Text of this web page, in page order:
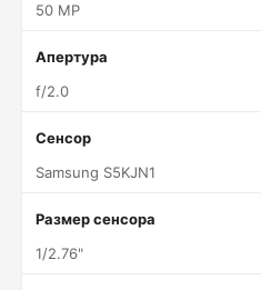
50 MP
Апертура
f/2.0
Сенсор
Samsung S5KJN1
Размер сенсора
1/2.76"